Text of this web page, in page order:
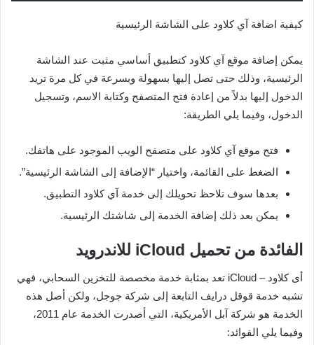
كيفية اضافة آي كلاود على الشاشة الرئيسية
يمكن إضافة موقع آي كلاود كتطبيق أساسي مثبت عند الشاشة
الرئيسية، وذلك حتى تصل إليها بسهولة وبسرعة في كل مرة تريد
الدخول إليها بدلاً من إعادة فتح المتصفح وكتابة الاسم، وتسجيل
الدخول، وفيما يلي الطريقة:
فتح موقع آي كلاود على متصفح الويب الموجود على هاتفك.
الضغط على القائمة، واختيار “الإضافة إلى الشاشة الرئيسية”.
بعدها سوف تلاحظ تحويلك إلى خدمة آي كلاود التطبيق.
يمكن بعد ذلك إضافة الخدمة إلى شاشتك الرئيسية.
الفائدة من تحميل iCloud للاندرويد
أى كلاود – iCloud تعد بمثابة خدمة مخصصة للتخزين السحابي، فهي
تشبه خدمة قوقل درايف التابعة إلى شركة جوجل، ولكن أصل هذه
الخدمة هو شركة آبل الأمريكية، التي أصدرت الخدمة عام 2011،
وفيما يلي الفوائد: